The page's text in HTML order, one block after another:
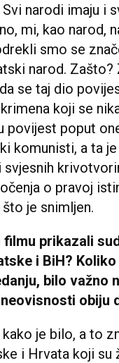
narodi imaju i
mi, kao narod,
smo se
narod.
se taj dio
koji se
povijest poput
komunisti, a ta
o pravoj
je snimljen.
prikazali
i BiH?
bilo važno
obiju
je bilo, a to
i Hrvata koji su